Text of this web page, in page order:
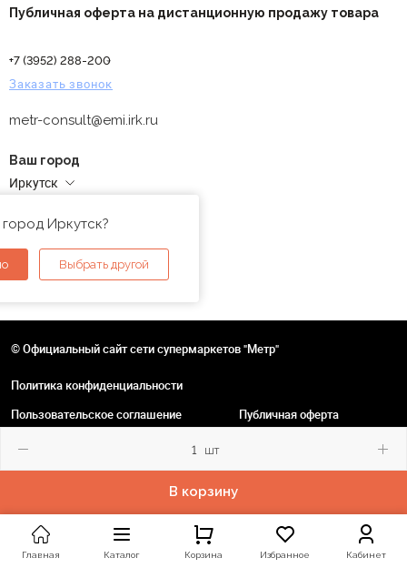
шт
В корзину
Публичная оферта на дистанционную продажу товара
+7 (3952) 288-200
Заказать звонок
metr-consult@emi.irk.ru
Ваш город
Иркутск
Иркутск?
Выбрать другой
© Официальный сайт сети супермаркетов "Метр"
Политика конфиденциальности
Пользовательское соглашение
Публичная оферта
Главная Каталог Корзина Избранное Кабинет